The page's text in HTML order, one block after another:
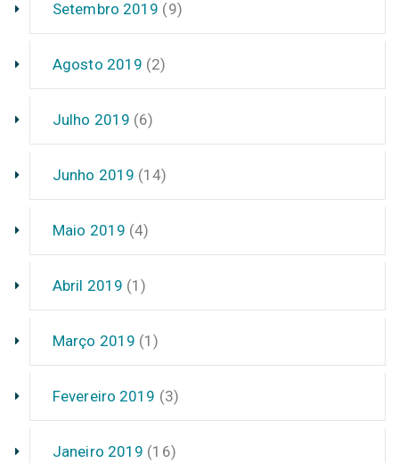
Setembro 2019 (9)
Agosto 2019 (2)
Julho 2019 (6)
Junho 2019 (14)
Maio 2019 (4)
Abril 2019 (1)
Março 2019 (1)
Fevereiro 2019 (3)
Janeiro 2019 (16)